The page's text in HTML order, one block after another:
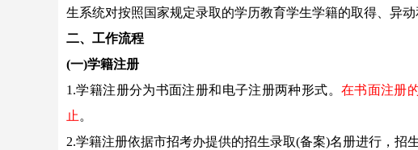
生系统对按照国家规定录取的学历教育学生学籍的取得、异
二、工作流程
(一)学籍注册
1.学籍注册分为书面注册和电子注册两种形式。 在书面注册
止 。
2.学籍注册依据市招考办提供的招生录取(备案)名册进行，